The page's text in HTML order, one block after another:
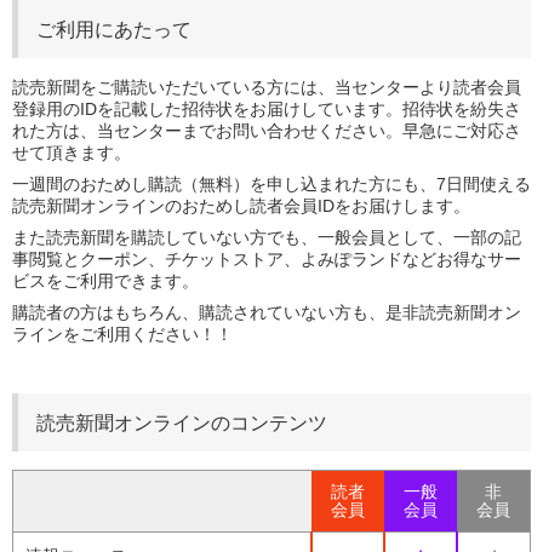
ご利用にあたって
読売新聞をご購読いただいている方には、当センターより読者会員
登録用のIDを記載した招待状をお届けしています。招待状を紛失さ
れた方は、当センターまでお問い合わせください。早急にご対応さ
せて頂きます。
一週間のおためし購読（無料）を申し込まれた方にも、7日間使える
読売新聞オンラインのおためし読者会員IDをお届けします。
また読売新聞を購読していない方でも、一般会員として、一部の記
事閲覧とクーポン、チケットストア、よみぽランドなどお得なサー
ビスをご利用できます。
購読者の方はもちろん、購読されていない方も、是非読売新聞オン
ラインをご利用ください！！
読売新聞オンラインのコンテンツ
読者
会員
一般
会員
非
会員